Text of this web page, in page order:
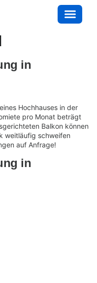
in
Hochhauses in der
pro Monat beträgt
Balkon können
weitläufig schweifen
auf Anfrage!
in